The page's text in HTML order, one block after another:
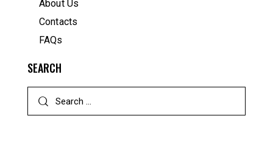
About Us
Contacts
FAQs
SEARCH